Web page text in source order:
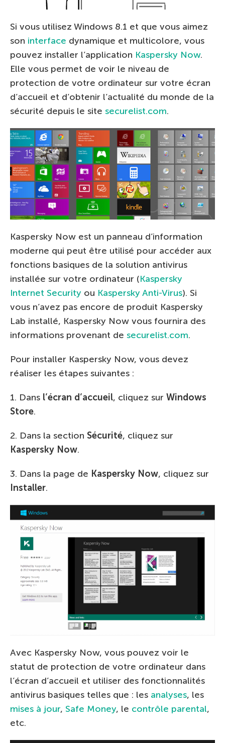
Si vous utilisez Windows 8.1 et que vous aimez
son interface dynamique et multicolore, vous
pouvez installer l’application Kaspersky Now.
Elle vous permet de voir le niveau de
protection de votre ordinateur sur votre écran
d’accueil et d’obtenir l’actualité du monde de la
sécurité depuis le site securelist.com.
Kaspersky Now est un panneau d’information
moderne qui peut être utilisé pour accéder aux
fonctions basiques de la solution antivirus
installée sur votre ordinateur (Kaspersky
Internet Security ou Kaspersky Anti-Virus). Si
vous n’avez pas encore de produit Kaspersky
Lab installé, Kaspersky Now vous fournira des
informations provenant de securelist.com.
Pour installer Kaspersky Now, vous devez
réaliser les étapes suivantes :
1. Dans l’écran d’accueil, cliquez sur Windows
Store.
2. Dans la section Sécurité, cliquez sur
Kaspersky Now.
3. Dans la page de Kaspersky Now, cliquez sur
Installer.
Avec Kaspersky Now, vous pouvez voir le
statut de protection de votre ordinateur dans
l’écran d’accueil et utiliser des fonctionnalités
antivirus basiques telles que : les analyses, les
mises à jour, Safe Money, le contrôle parental,
etc.